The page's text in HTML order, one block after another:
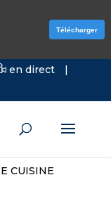
en direct
|
CUISINE
Télécharger